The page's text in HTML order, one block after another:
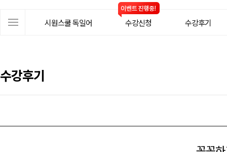
뉴
시원스쿨 독일어 수강신청 수강후기
수강후기